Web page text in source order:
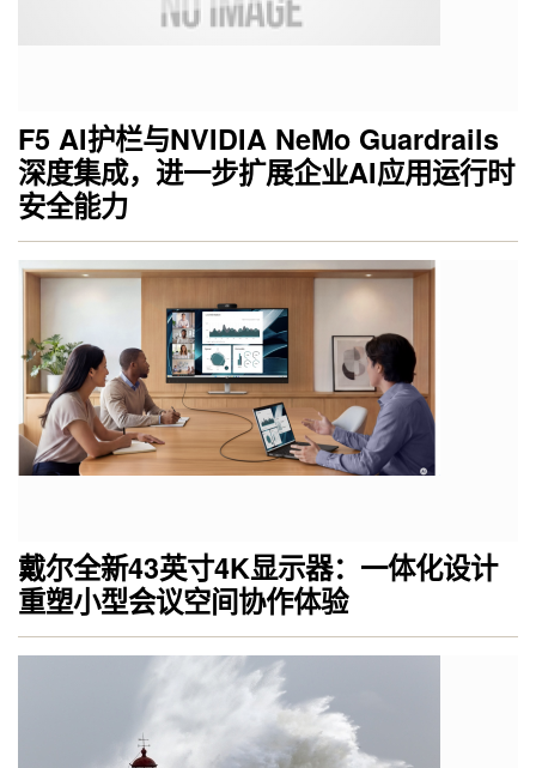
F5 AI护栏与NVIDIA NeMo Guardrails
深度集成，进一步扩展企业AI应用运行时
安全能力
戴尔全新43英寸4K显示器：一体化设计
重塑小型会议空间协作体验